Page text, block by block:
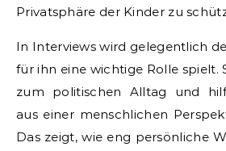
Privatsphäre der Kinder zu
In Interviews wird gelegentlich
für ihn eine wichtige Rolle spielt.
zum politischen Alltag und
aus einer menschlichen
Das zeigt, wie eng persönliche